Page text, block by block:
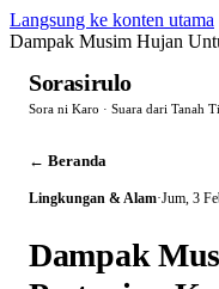
Langsung ke konten utama
Dampak Musim Hujan
Sorasirulo
Sora ni Karo · Suara dari Tanah
← Beranda
Lingkungan & Alam·Jum, 3
Dampak